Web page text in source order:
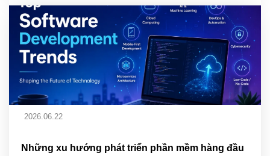
2026.06.22
Những xu hướng phát triển phần mềm hàng đầu